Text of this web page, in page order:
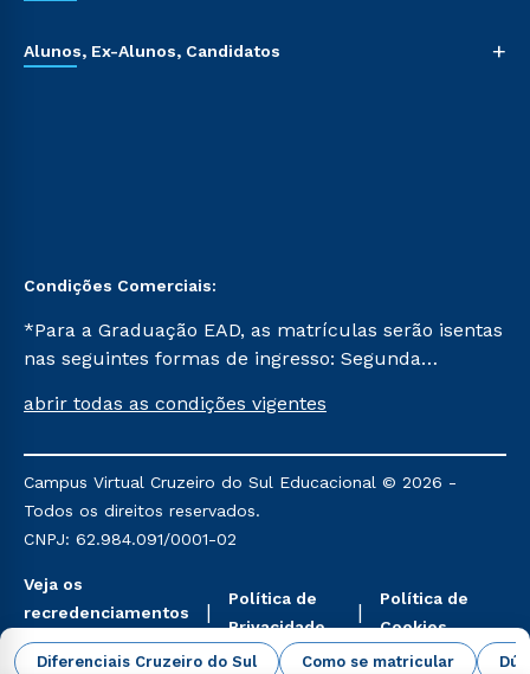
Diferenciais Cruzeiro do Sul Como se matricular
Alunos, Ex-Alunos, Candidatos +
Condições Comerciais:
*Para a Graduação EAD, as matrículas serão isentas
nas seguintes formas de ingresso: Segunda
Já para as demais, a taxa de matrícula será de R$
mencionadas são referentes aos cursos: Ensino
Religioso, Geografia para a Docência e Metodologia
do Ensino de História: Questões Atuais.
abrir todas as condições vigentes
Campus Virtual Cruzeiro do Sul Educacional © 2026 -
Todos os direitos reservados.
CNPJ: 62.984.091/0001-02
Veja os
recredenciamentos
aqui
Política de
Privacidade
Política de
Cookies